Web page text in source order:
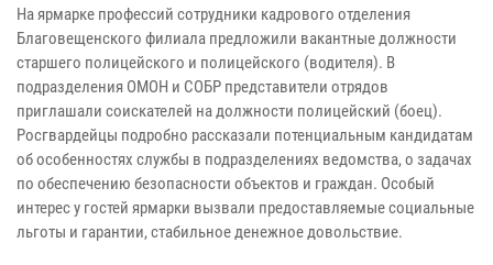
На ярмарке профессий сотрудники кадрового отделения
Благовещенского филиала предложили вакантные должности
старшего полицейского и полицейского (водителя). В
подразделения ОМОН и СОБР представители отрядов
приглашали соискателей на должности полицейский (боец).
Росгвардейцы подробно рассказали потенциальным кандидатам
об особенностях службы в подразделениях ведомства, о задачах
по обеспечению безопасности объектов и граждан. Особый
интерес у гостей ярмарки вызвали предоставляемые социальные
льготы и гарантии, стабильное денежное довольствие.